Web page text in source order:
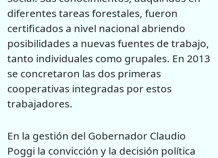
diferentes tareas forestales, fueron
certificados a nivel nacional abriendo
posibilidades a nuevas fuentes de trabajo,
tanto individuales como grupales. En 2013
se concretaron las dos primeras
cooperativas integradas por estos
trabajadores.
En la gestión del Gobernador Claudio
Poggi la convicción y la decisión política